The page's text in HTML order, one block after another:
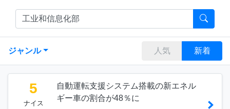
ジャンル 人気 新着
5
ナイス
自動運転支援システム搭載の新エネル
ギー車の割合が48％に